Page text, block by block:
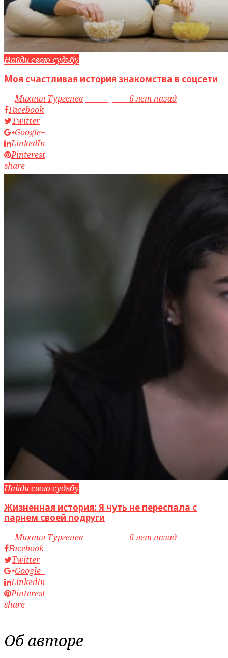
Найди свою судьбу
Моя счастливая история знакомства в соцсети
byМихаил Тургенев
6 лет назад
Facebook
Twitter
Google+
LinkedIn
Pinterest
share
Найди свою судьбу
Жизненная история: Я чуть не переспала с
парнем своей подруги
byМихаил Тургенев
6 лет назад
Facebook
Twitter
Google+
LinkedIn
Pinterest
share
Об авторе